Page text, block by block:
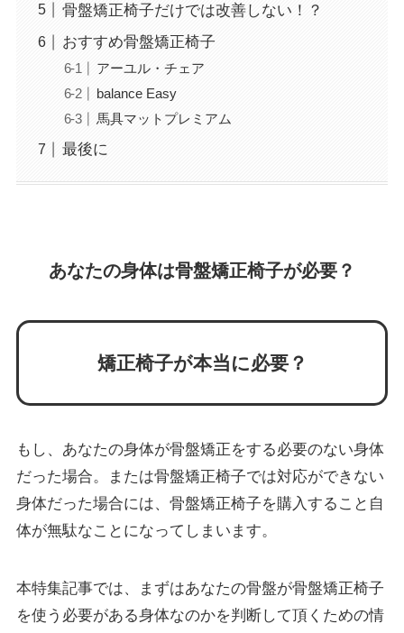
骨盤矯正椅子だけでは改善しない！？
おすすめ骨盤矯正椅子
アーユル・チェア
balance Easy
馬具マットプレミアム
最後に
あなたの身体は骨盤矯正椅子が必要？
矯正椅子が本当に必要？
もし、あなたの身体が骨盤矯正をする必要のない身体
だった場合。または骨盤矯正椅子では対応ができない
身体だった場合には、骨盤矯正椅子を購入すること自
体が無駄なことになってしまいます。
本特集記事では、まずはあなたの骨盤が骨盤矯正椅子
を使う必要がある身体なのかを判断して頂くための情